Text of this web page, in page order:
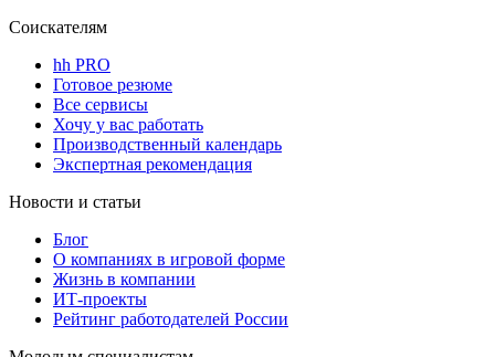
Соискателям
hh PRO
Готовое резюме
Все сервисы
Хочу у вас работать
Производственный календарь
Экспертная рекомендация
Новости и статьи
Блог
О компаниях в игровой форме
Жизнь в компании
ИТ-проекты
Рейтинг работодателей России